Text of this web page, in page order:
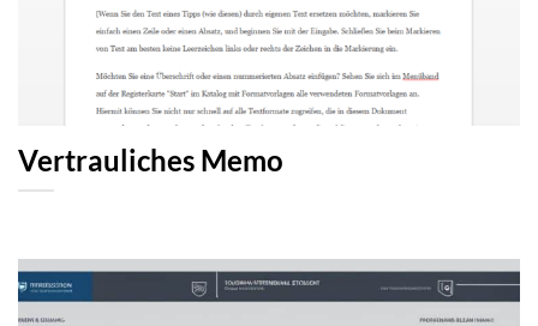
Vertrauliches Memo